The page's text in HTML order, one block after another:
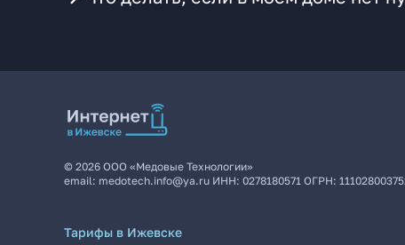
© 2026 ООО «Медовые Технологии»
email: medotech.info@ya.ru ИНН: 0278180571 ОГРН:
Тарифы в Ижевске